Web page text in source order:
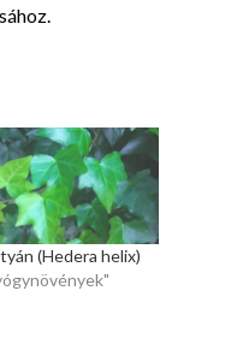
(Hedera helix)